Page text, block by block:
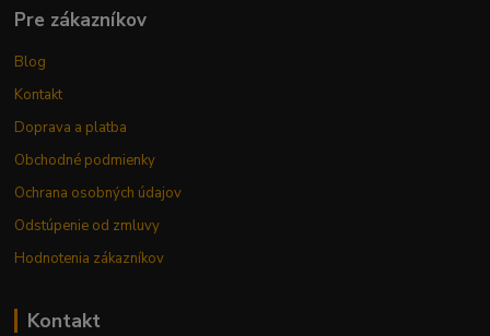
Pre zákazníkov
Blog
Kontakt
Doprava a platba
Obchodné podmienky
Ochrana osobných údajov
Odstúpenie od zmluvy
Hodnotenia zákazníkov
Kontakt